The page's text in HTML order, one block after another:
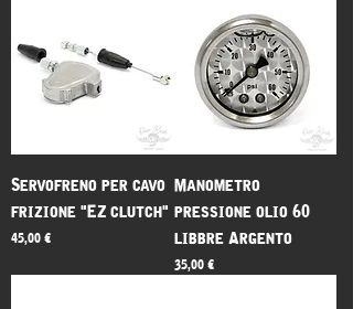
Servofreno per cavo
frizione "EZ clutch"
Prezzo
45,00 €
Manometro
pressione olio 60
libbre Argento
Prezzo
35,00 €